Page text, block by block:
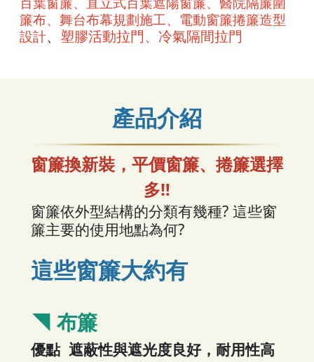
簾布、舞台布幕規劃施工、電動窗簾捲簾造型
設計、 塑膠活動拉門、冷氣隔間拉門
產品介紹
窗簾換新裝，平價窗簾、捲簾選擇
多‼
窗簾依外型結構的分類有幾種? 這些窗
簾主要的使用地點為何?
這些窗簾大約有
◥ 布簾
優點 遮蔽性與遮光度良好，耐用性高